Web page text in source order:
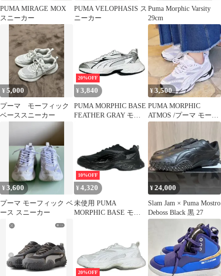
PUMA MIRAGE MOX
スニーカー
PUMA VELOPHASIS ス
ニーカー
Puma Morphic Varsity
29cm
¥5,000
プーマ モーフィック
ベーススニーカー
20%OFF
¥ 3,840
PUMA MORPHIC BASE
FEATHER GRAY モー
ホワイト （4528M）
¥3,500
PUMA MORPHIC
ATMOS /プーマ モーフ
ィック アトモス 24.5
¥3,600
プーマ モーフィック ベ
ース スニーカー
10%OFF
¥ 4,320
未使用 PUMA
MORPHIC BASE モー
（16749M）
¥24,000
Slam Jam × Puma Mostro
Deboss Black 黒 27
20%OFF